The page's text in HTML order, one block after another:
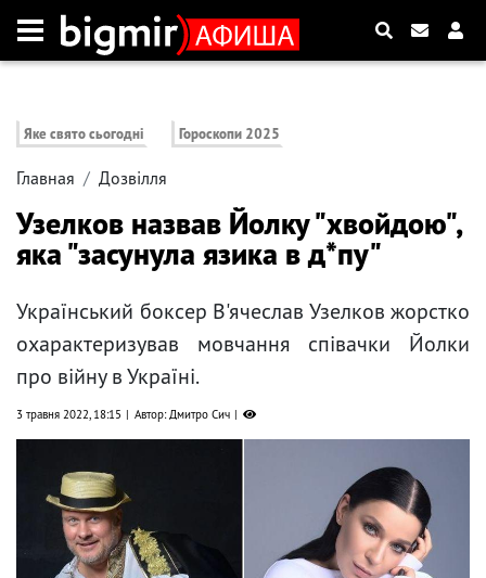
Яке свято сьогодні Гороскопи 2025
Главная Дозвілля
Узелков назвав Йолку "хвойдою",
яка "засунула язика в д*пу"
Український боксер В'ячеслав Узелков жорстко
охарактеризував мовчання співачки Йолки
про війну в Україні.
3 травня 2022, 18:15 Автор: Дмитро Сич